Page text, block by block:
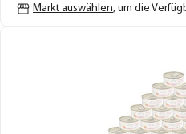
Markt auswählen, um die